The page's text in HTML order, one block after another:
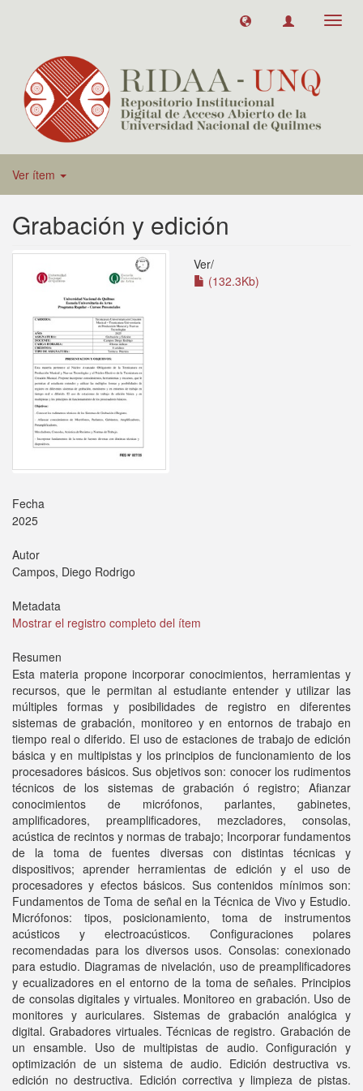
Ver ítem
Grabación y edición
Ver/
(132.3Kb)
Fecha
2025
Autor
Campos, Diego Rodrigo
Metadata
Mostrar el registro completo del ítem
Resumen
Esta materia propone incorporar conocimientos, herramientas y
recursos, que le permitan al estudiante entender y utilizar las
múltiples formas y posibilidades de registro en diferentes
sistemas de grabación, monitoreo y en entornos de trabajo en
tiempo real o diferido. El uso de estaciones de trabajo de edición
básica y en multipistas y los principios de funcionamiento de los
procesadores básicos. Sus objetivos son: conocer los rudimentos
técnicos de los sistemas de grabación ó registro; Afianzar
conocimientos de micrófonos, parlantes, gabinetes,
amplificadores, preamplificadores, mezcladores, consolas,
acústica de recintos y normas de trabajo; Incorporar fundamentos
de la toma de fuentes diversas con distintas técnicas y
dispositivos; aprender herramientas de edición y el uso de
procesadores y efectos básicos. Sus contenidos mínimos son:
Fundamentos de Toma de señal en la Técnica de Vivo y Estudio.
Micrófonos: tipos, posicionamiento, toma de instrumentos
acústicos y electroacústicos. Configuraciones polares
recomendadas para los diversos usos. Consolas: conexionado
para estudio. Diagramas de nivelación, uso de preamplificadores
y ecualizadores en el entorno de la toma de señales. Principios
de consolas digitales y virtuales. Monitoreo en grabación. Uso de
monitores y auriculares. Sistemas de grabación analógica y
digital. Grabadores virtuales. Técnicas de registro. Grabación de
un ensamble. Uso de multipistas de audio. Configuración y
optimización de un sistema de audio. Edición destructiva vs.
edición no destructiva. Edición correctiva y limpieza de pistas.